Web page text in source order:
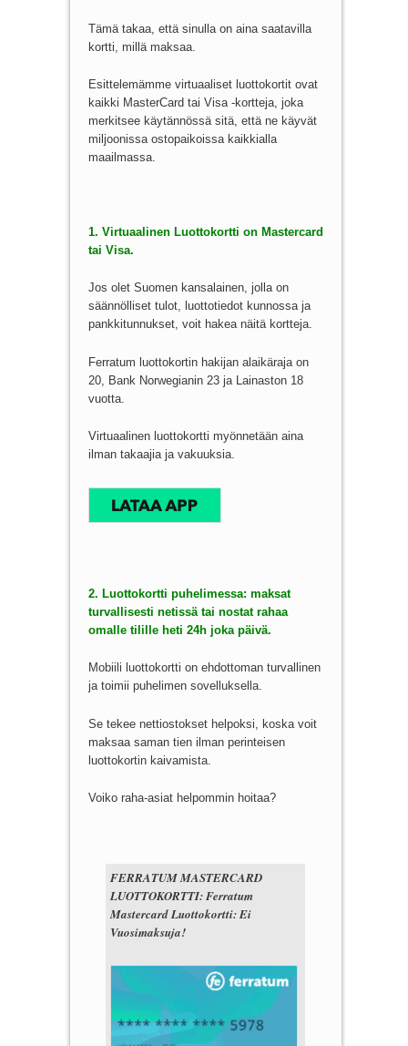
Tämä takaa, että sinulla on aina saatavilla
kortti, millä maksaa.
Esittelemämme virtuaaliset luottokortit ovat
kaikki MasterCard tai Visa -kortteja, joka
merkitsee käytännössä sitä, että ne käyvät
miljoonissa ostopaikoissa kaikkialla
maailmassa.
1. Virtuaalinen Luottokortti on Mastercard
tai Visa.
Jos olet Suomen kansalainen, jolla on
säännölliset tulot, luottotiedot kunnossa ja
pankkitunnukset, voit hakea näitä kortteja.
Ferratum luottokortin hakijan alaikäraja on
20, Bank Norwegianin 23 ja Lainaston 18
vuotta.
Virtuaalinen luottokortti myönnetään aina
ilman takaajia ja vakuuksia.
2. Luottokortti puhelimessa: maksat
turvallisesti netissä tai nostat rahaa
omalle tilille heti 24h joka päivä.
Mobiili luottokortti on ehdottoman turvallinen
ja toimii puhelimen sovelluksella.
Se tekee nettiostokset helpoksi, koska voit
maksaa saman tien ilman perinteisen
luottokortin kaivamista.
Voiko raha-asiat helpommin hoitaa?
FERRATUM MASTERCARD
LUOTTOKORTTI: Ferratum
Mastercard Luottokortti: Ei
Vuosimaksuja!